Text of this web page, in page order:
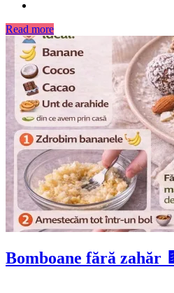
Read more
Bomboane fără zahăr